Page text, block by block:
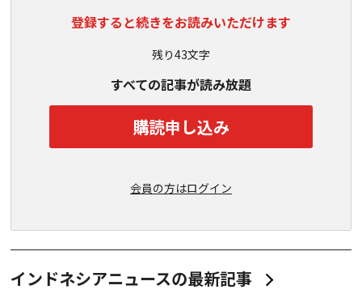
登録すると続きをお読みいただけます
残り43文字
すべての記事が読み放題
購読申し込み
会員の方はログイン
インドネシアニュースの最新記事